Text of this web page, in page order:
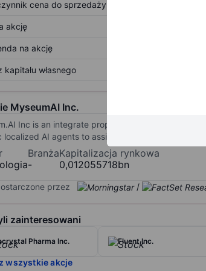
cena do sprzedaży
akcję
na akcję
kapitału własnego
MyseumAI Inc.
Inc is an integrate proprietary privacy-first
localized AI agents to assist in managing
Branża
-
Kapitalizacja rynkowa
0,012055718bn
przez /
zainteresowani
Pharma Inc. Fluent Inc.
wszystkie akcje